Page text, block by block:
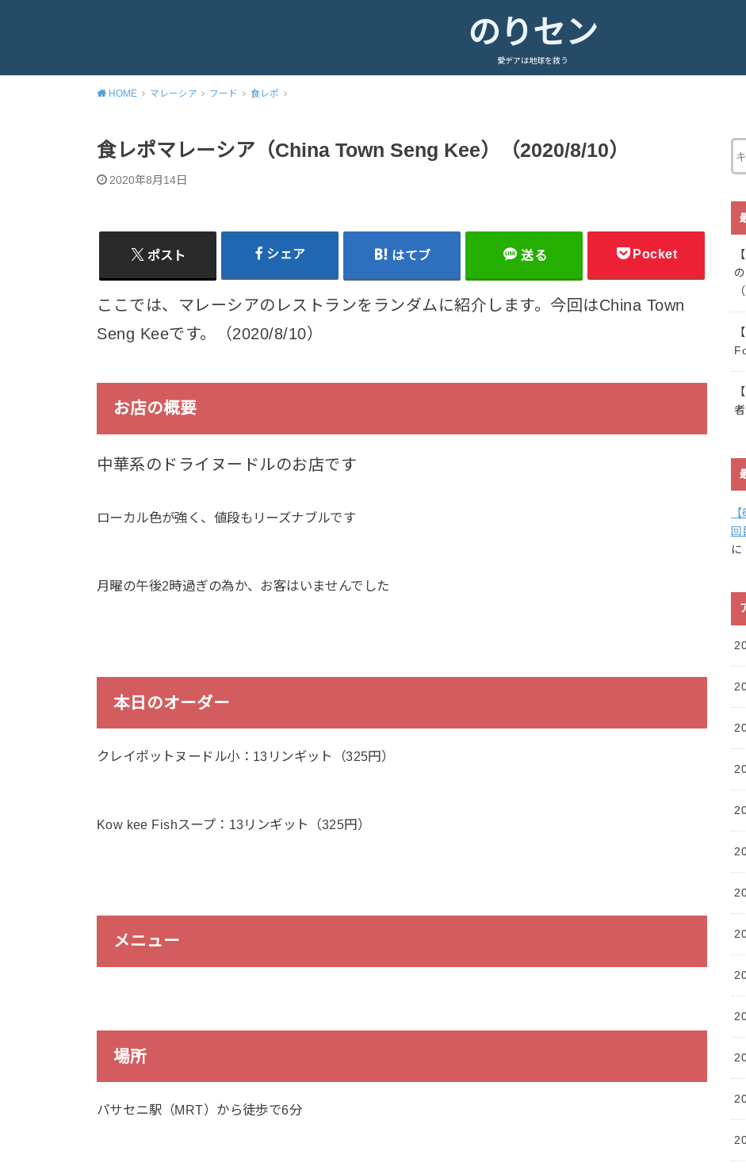
のりセン
愛デアは地球を救う
HOME マレーシア フード 食レポ
食レポマレーシア（China Town Seng Kee）（2020/8/10）
2020年8月14日
ポスト シェア はてブ 送る Pocket
ここでは、マレーシアのレストランをランダムに紹介します。今回はChina Town
Seng Keeです。（2020/8/10）
お店の概要
中華系のドライヌードルのお店です
ローカル色が強く、値段もリーズナブルです
月曜の午後2時過ぎの為か、お客はいませんでした
本日のオーダー
クレイポットヌードル小：13リンギット（325円）
Kow kee Fishスープ：13リンギット（325円）
メニュー
場所
パサセニ駅（MRT）から徒歩で6分
回
に